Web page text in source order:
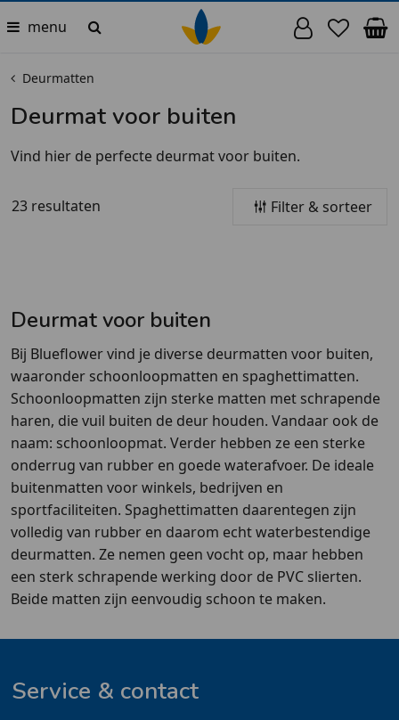
menu
Deurmatten
Deurmat voor buiten
Vind hier de perfecte deurmat voor buiten.
23 resultaten Filter & sorteer
Deurmat voor buiten
Bij Blueflower vind je diverse deurmatten voor buiten,
waaronder schoonloopmatten en spaghettimatten.
Schoonloopmatten zijn sterke matten met schrapende
haren, die vuil buiten de deur houden. Vandaar ook de
naam: schoonloopmat. Verder hebben ze een sterke
onderrug van rubber en goede waterafvoer. De ideale
buitenmatten voor winkels, bedrijven en
sportfaciliteiten. Spaghettimatten daarentegen zijn
volledig van rubber en daarom echt waterbestendige
deurmatten. Ze nemen geen vocht op, maar hebben
een sterk schrapende werking door de PVC slierten.
Beide matten zijn eenvoudig schoon te maken.
Service & contact